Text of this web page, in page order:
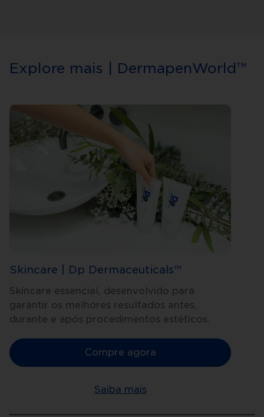
Explore mais | DermapenWorld™
Skincare | Dp Dermaceuticals™
Skincare essencial, desenvolvido para
garantir os melhores resultados antes,
durante e após procedimentos estéticos.
Compre agora
Saiba mais